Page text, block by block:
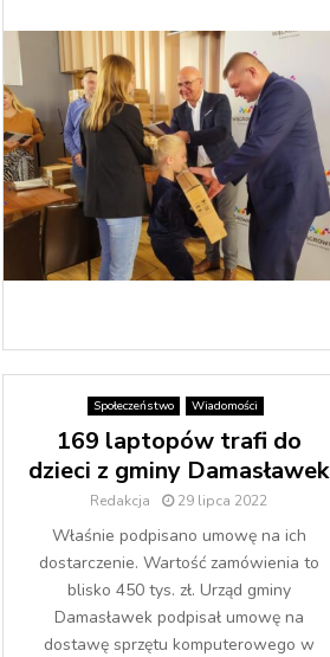
Społeczeństwo Wiadomości
169 laptopów trafi do
dzieci z gminy Damasławek
Redakcja 29 lipca 2022
Właśnie podpisano umowę na ich
dostarczenie. Wartość zamówienia to
blisko 450 tys. zł. Urząd gminy
Damasławek podpisał umowę na
dostawę sprzętu komputerowego w